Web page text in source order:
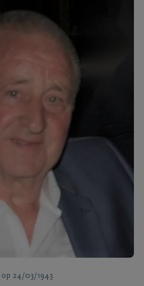
op 24/03/1943